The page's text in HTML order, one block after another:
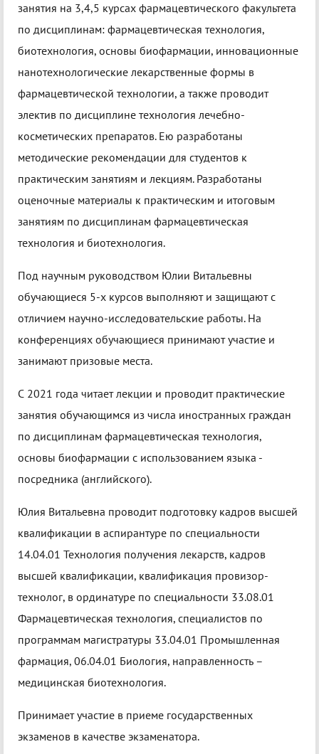
занятия на 3,4,5 курсах фармацевтического факультета
по дисциплинам: фармацевтическая технология,
биотехнология, основы биофармации, инновационные
нанотехнологические лекарственные формы в
фармацевтической технологии, а также проводит
электив по дисциплине технология лечебно-
косметических препаратов. Ею разработаны
методические рекомендации для студентов к
практическим занятиям и лекциям. Разработаны
оценочные материалы к практическим и итоговым
занятиям по дисциплинам фармацевтическая
технология и биотехнология.
Под научным руководством Юлии Витальевны
обучающиеся 5-х курсов выполняют и защищают с
отличием научно-исследовательские работы. На
конференциях обучающиеся принимают участие и
занимают призовые места.
С 2021 года читает лекции и проводит практические
занятия обучающимся из числа иностранных граждан
по дисциплинам фармацевтическая технология,
основы биофармации с использованием языка -
посредника (английского).
Юлия Витальевна проводит подготовку кадров высшей
квалификации в аспирантуре по специальности
14.04.01 Технология получения лекарств, кадров
высшей квалификации, квалификация провизор-
технолог, в ординатуре по специальности 33.08.01
Фармацевтическая технология, специалистов по
программам магистратуры 33.04.01 Промышленная
фармация, 06.04.01 Биология, направленность –
медицинская биотехнология.
Принимает участие в приеме государственных
экзаменов в качестве экзаменатора.